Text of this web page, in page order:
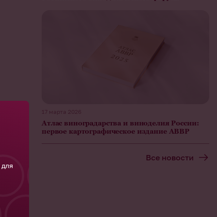
17 марта 2026
Атлас виноградарства и виноделия России:
первое картографическое издание АВВР
Все новости